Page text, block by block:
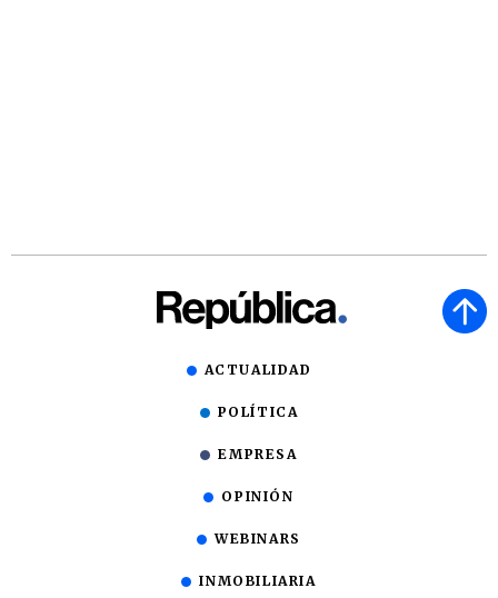
ACTUALIDAD
POLÍTICA
EMPRESA
OPINIÓN
WEBINARS
INMOBILIARIA